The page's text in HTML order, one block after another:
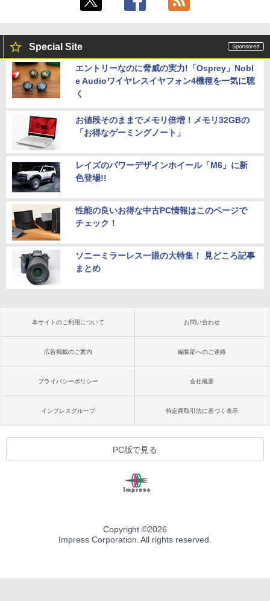
Special Site
エントリーなのに脅威の実力!「Osprey」Nobl
e Audioワイヤレスイヤフォン4機種を一気に聴
く
お値段そのままでメモリ倍増！メモリ32GBの
「お得なゲーミングノート」
レイズのパワーデザインホイール「M6」に新
色登場!!
性能の良いお得な中古PC情報はこのページで
チェック！
ソニーミラーレス一眼の大特集！ 見どころ記事
まとめ
本サイトのご利用について お問い合わせ
広告掲載のご案内 編集部へのご連絡
プライバシーポリシー 会社概要
インプレスグループ 特定商取引法に基づく表示
PC版で見る
Copyright ©2026
Impress Corporation. All rights reserved.